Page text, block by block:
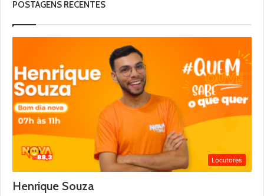
POSTAGENS RECENTES
Locutores
Henrique Souza